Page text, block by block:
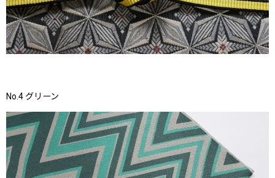
No.4 グリーン